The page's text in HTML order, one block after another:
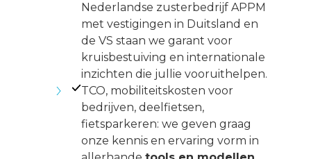
Nederlandse zusterbedrijf APPM
met vestigingen in Duitsland en
de VS staan we garant voor
kruisbestuiving en internationale
inzichten die jullie vooruithelpen.
TCO, mobiliteitskosten voor
bedrijven, deelfietsen,
fietsparkeren: we geven graag
onze kennis en ervaring vorm in